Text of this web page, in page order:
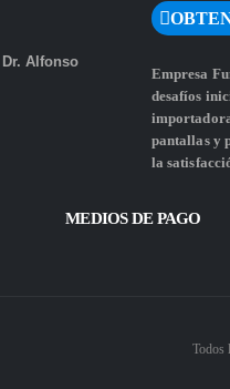
Dr. Alfonso
Empresa
desafíos
pantallas y
la
MEDIOS DE PAGO
Todos